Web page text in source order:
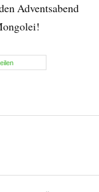
Adventsabend